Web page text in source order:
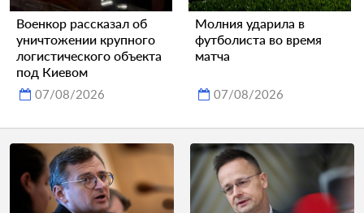
Военкор рассказал об
уничтожении крупного
логистического объекта
под Киевом
07/08/2026
Молния ударила в
футболиста во время
матча
07/08/2026